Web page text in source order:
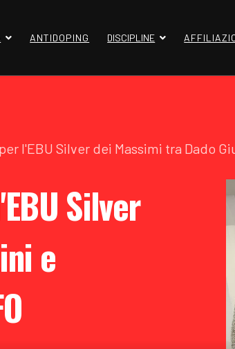
ANTIDOPING DISCIPLINE
l'EBU Silver dei Massimi tra Dado
Silver
e